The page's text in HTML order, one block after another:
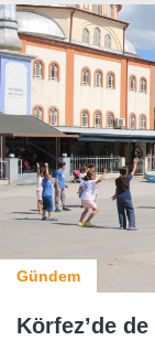
Gündem
Körfez’de